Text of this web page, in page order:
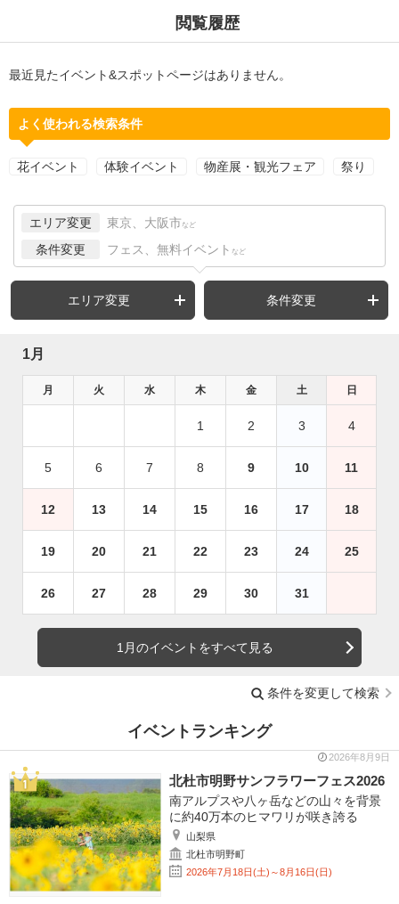
閲覧履歴
最近見たイベント&スポットページはありません。
よく使われる検索条件
花イベント 体験イベント 物産展・観光フェア 祭り
エリア変更 東京、大阪市 など
条件変更 フェス、無料イベント など
エリア変更 条件変更
1月
月 火 水 木 金 土 日
1 2 3 4
5 6 7 8 9 10 11
12 13 14 15 16 17 18
19 20 21 22 23 24 25
26 27 28 29 30 31
1月のイベントをすべて見る
条件を変更して検索
イベントランキング
2026年8月9日
北杜市明野サンフラワーフェス2026
南アルプスや八ヶ岳などの山々を背景
に約40万本のヒマワリが咲き誇る
山梨県
北杜市明野町
2026年7月18日(土)～8月16日(日)